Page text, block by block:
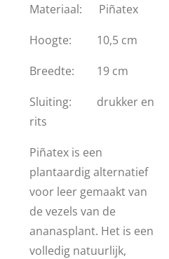
Materiaal: Piñatex
Hoogte: 10,5 cm
Breedte: 19 cm
Sluiting: drukker en
rits
Piñatex is een
plantaardig alternatief
voor leer gemaakt van
de vezels van de
ananasplant. Het is een
volledig natuurlijk,